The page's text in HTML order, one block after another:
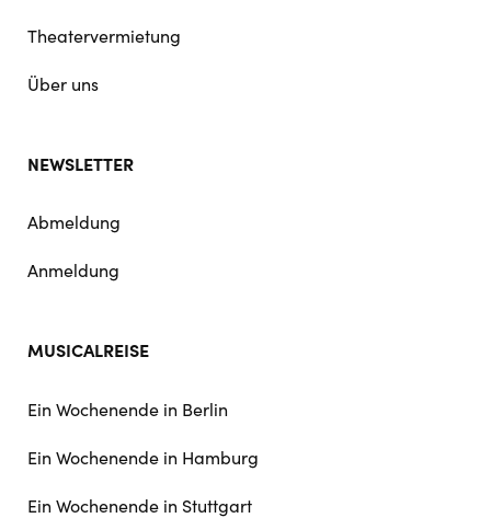
Theatervermietung
Über uns
NEWSLETTER
Abmeldung
Anmeldung
MUSICALREISE
Ein Wochenende in Berlin
Ein Wochenende in Hamburg
Ein Wochenende in Stuttgart